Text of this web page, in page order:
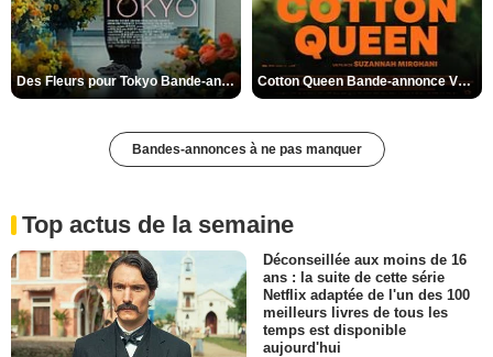
Des Fleurs pour Tokyo Bande-annonce VO STFR Cotton Queen Bande-annonce VO STFR
Bandes-annonces à ne pas manquer
Top actus de la semaine
Déconseillée aux moins de 16
ans : la suite de cette série
Netflix adaptée de l'un des 100
meilleurs livres de tous les
temps est disponible
aujourd'hui